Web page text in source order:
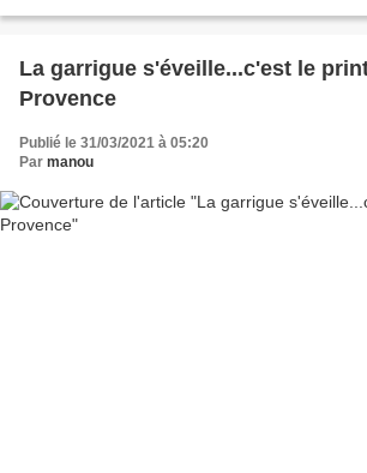
La garrigue s'éveille...c'est le
Provence
Publié le 31/03/2021 à 05:20
Par manou